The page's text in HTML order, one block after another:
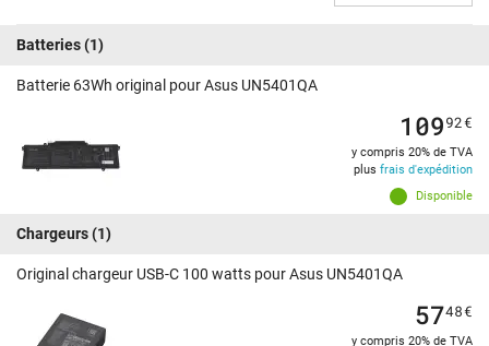
Batteries(1)
Batterie 63Wh original pour Asus UN5401QA
Disponible
10992€
y compris 20% de TVA
plus frais d'expédition
Chargeurs(1)
Original chargeur USB-C 100 watts pour Asus UN5401QA
5748€
y compris 20% de TVA